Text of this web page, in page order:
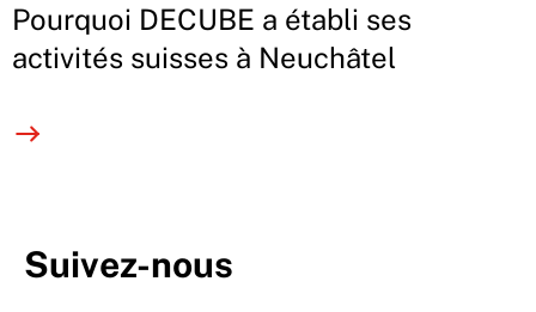
Pourquoi DECUBE a établi ses
activités suisses à Neuchâtel
Suivez-nous